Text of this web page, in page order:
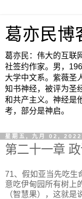
葛亦民博
葛亦民：伟大的互联
社签约作家。男，
大学中文系。紫薇圣
知书神经，被评为圣
和共产主义。神经是
考，部分是神启。
星期五, 九月 02, 2022
第二十一章
71、假如亚当先吃生
意吃伊甸园所有树上
（智慧果），这就